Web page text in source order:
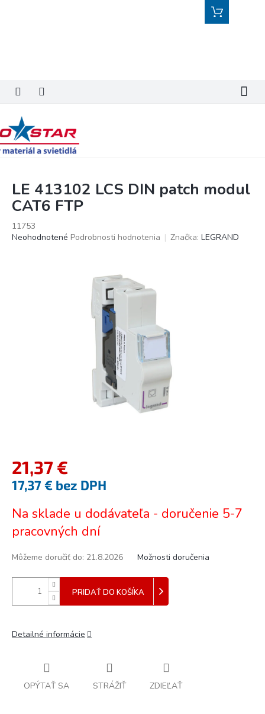
Nákupný
košík
LE 413102 LCS DIN patch modul
CAT6 FTP
11753
Priemerné
Neohodnotené Podrobnosti hodnotenia Značka: LEGRAND
21,37 €
17,37 € bez DPH
cena:
Na sklade u dodávateľa - doručenie 5-7
pracovných dní
Môžeme doručiť do: 21.8.2026 Možnosti doručenia
PRIDAŤ DO KOŠÍKA
Detailné informácie
OPÝTAŤ SA STRÁŽIŤ ZDIEĽAŤ